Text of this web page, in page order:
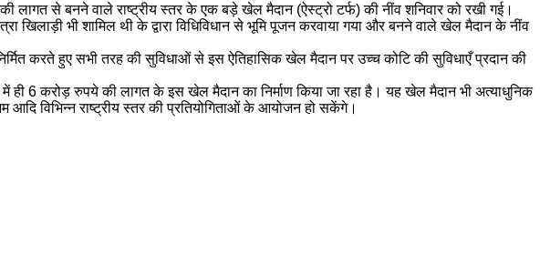
लागत से बनने वाले राष्ट्रीय स्तर के एक बड़े खेल मैदान (ऐस्ट्रो टर्फ) की नींव शनिवार को रखी गई।
खिलाड़ी भी शामिल थी के द्वारा विधिविधान से भूमि पूजन करवाया गया और बनने वाले खेल मैदान के नींव
करते हुए सभी तरह की सुविधाओं से इस ऐतिहासिक खेल मैदान पर उच्च कोटि की सुविधाएँ प्रदान की
6 करोड़ रुपये की लागत के इस खेल मैदान का निर्माण किया जा रहा है। यह खेल मैदान भी अत्याधुनिक
आदि विभिन्न राष्ट्रीय स्तर की प्रतियोगिताओं के आयोजन हो सकेंगे।